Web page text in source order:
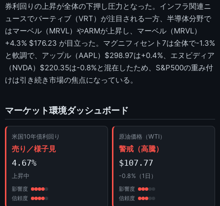
券利回りの上昇が全体の下押し圧力となった。インフラ関連ニ
ュースでバーティブ（VRT）が注目される一方、半導体分野で
はマーベル（MRVL）やARMが上昇し、マーベル（MRVL）
+4.3% $176.23 が目立った。マグニフィセント7は全体で-1.3%
と軟調で、アップル（AAPL）$298.97は+0.4%、エヌビディア
（NVDA）$220.35は-0.8%と混在したため、S&P500の重み付
けは引き続き市場の焦点になっている。
マーケット環境ダッシュボード
米国10年債利回り
売り／様子見
4.67%
上昇中
影響度
信頼度
原油価格（WTI）
警戒（高騰）
$107.77
-0.8%（1日）
影響度
信頼度